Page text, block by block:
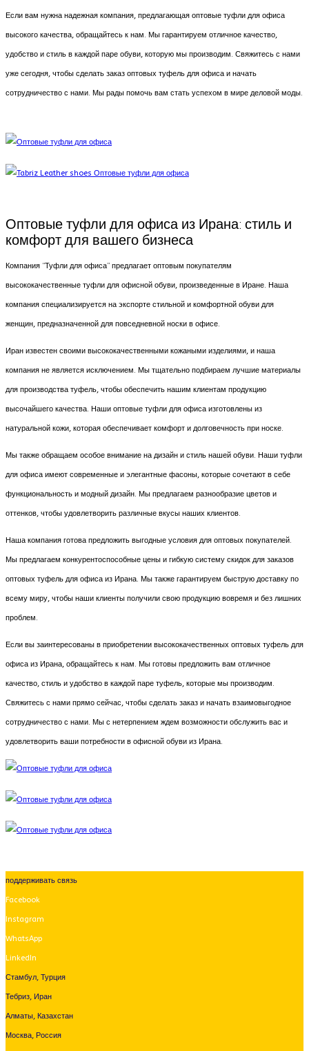
Если вам нужна надежная компания, предлагающая оптовые туфли для офиса
высокого качества, обращайтесь к нам. Мы гарантируем отличное качество,
удобство и стиль в каждой паре обуви, которую мы производим. Свяжитесь с нами
уже сегодня, чтобы сделать заказ оптовых туфель для офиса и начать
сотрудничество с нами. Мы рады помочь вам стать успехом в мире деловой моды.
Оптовые туфли для офиса из Ирана: стиль и
комфорт для вашего бизнеса
Компания “Туфли для офиса” предлагает оптовым покупателям
высококачественные туфли для офисной обуви, произведенные в Иране. Наша
компания специализируется на экспорте стильной и комфортной обуви для
женщин, предназначенной для повседневной носки в офисе.
Иран известен своими высококачественными кожаными изделиями, и наша
компания не является исключением. Мы тщательно подбираем лучшие материалы
для производства туфель, чтобы обеспечить нашим клиентам продукцию
высочайшего качества. Наши оптовые туфли для офиса изготовлены из
натуральной кожи, которая обеспечивает комфорт и долговечность при носке.
Мы также обращаем особое внимание на дизайн и стиль нашей обуви. Наши туфли
для офиса имеют современные и элегантные фасоны, которые сочетают в себе
функциональность и модный дизайн. Мы предлагаем разнообразие цветов и
оттенков, чтобы удовлетворить различные вкусы наших клиентов.
Наша компания готова предложить выгодные условия для оптовых покупателей.
Мы предлагаем конкурентоспособные цены и гибкую систему скидок для заказов
оптовых туфель для офиса из Ирана. Мы также гарантируем быструю доставку по
всему миру, чтобы наши клиенты получили свою продукцию вовремя и без лишних
проблем.
Если вы заинтересованы в приобретении высококачественных оптовых туфель для
офиса из Ирана, обращайтесь к нам. Мы готовы предложить вам отличное
качество, стиль и удобство в каждой паре туфель, которые мы производим.
Свяжитесь с нами прямо сейчас, чтобы сделать заказ и начать взаимовыгодное
сотрудничество с нами. Мы с нетерпением ждем возможности обслужить вас и
удовлетворить ваши потребности в офисной обуви из Ирана.
поддерживать связь
Facebook
Instagram
WhatsApp
LinkedIn
Стамбул, Турция
Тебриз, Иран
Алматы, Казахстан
Москва, Россия